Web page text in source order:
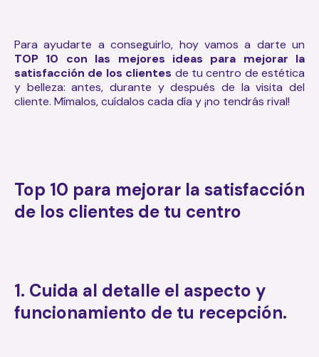
Para ayudarte a conseguirlo, hoy vamos a darte un
TOP 10 con las mejores ideas para mejorar la
satisfacción de los clientes de tu centro de estética
y belleza: antes, durante y después de la visita del
cliente. Mímalos, cuídalos cada día y ¡no tendrás rival!
Top 10 para mejorar la satisfacción
de los clientes de tu centro
1. Cuida al detalle el aspecto y
funcionamiento de tu recepción.